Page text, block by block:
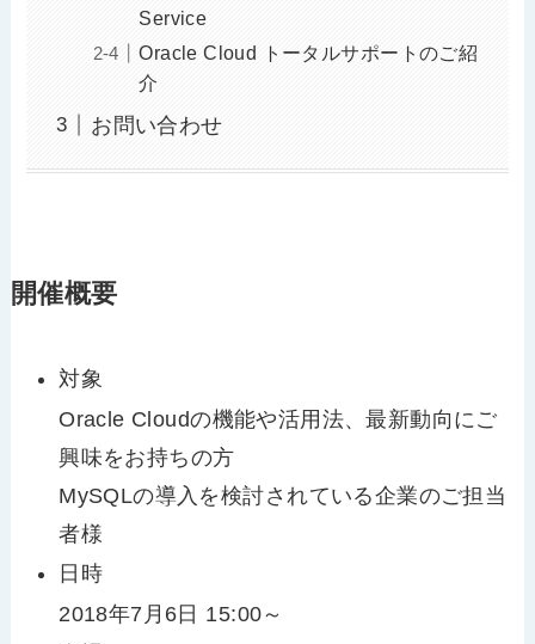
Service
Oracle Cloud トータルサポートのご紹
介
お問い合わせ
開催概要
対象
Oracle Cloudの機能や活用法、最新動向にご
興味をお持ちの方
MySQLの導入を検討されている企業のご担当
者様
日時
2018年7月6日 15:00～